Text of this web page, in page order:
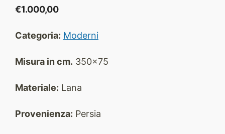
€1.000,00
Categoria: Moderni
Misura in cm. 350x75
Materiale: Lana
Provenienza: Persia